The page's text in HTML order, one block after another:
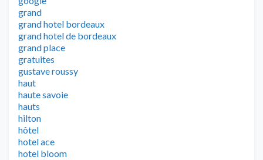
grand
grand hotel bordeaux
grand hotel de bordeaux
grand place
gratuites
gustave roussy
haut
haute savoie
hauts
hilton
hôtel
hotel ace
hotel bloom